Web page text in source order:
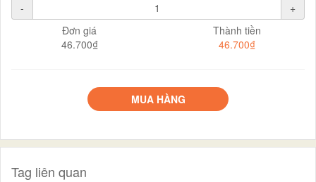
-
+
Đơn giá
46.700₫
Thành tiền
46.700₫
MUA HÀNG
Tag liên quan